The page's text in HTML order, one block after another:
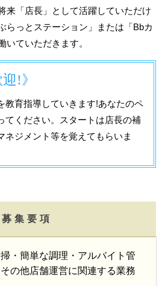
来「店長」として活躍していただけ
らっとステーション」または「Bbカ
いていただきます。
!》
教育指導していきます!あなたのペ
てください。スタートは店長の補
ネジメント等を覚えてもらいま
募集要項
・簡単な調理・アルバイト管
の他店舗運営に関連する業務